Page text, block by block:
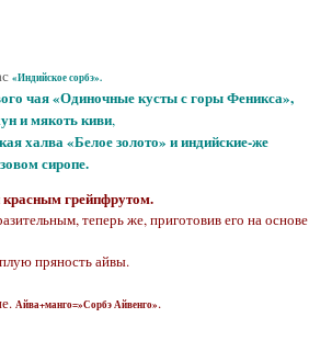
«Индийское сорбэ».
чая «Одиночные кусты с горы Феникса»,
и мякоть киви,
халва «Белое золото» и индийские-же
сиропе.
красным грейпфрутом.
теперь же, приготовив его на основе
пряность айвы.
Айва+манго=»Сорбэ Айвенго».